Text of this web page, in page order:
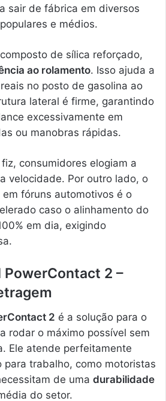
sair de fábrica em diversos
e médios.
de sílica reforçado,
ao rolamento. Isso ajuda a
no posto de gasolina ao
lateral é firme, garantindo
excessivamente em
ou manobras rápidas.
consumidores elogiam a
velocidade. Por outro lado, o
fóruns automotivos é o
caso o alinhamento do
em dia, exigindo
2 –
2 é a solução para o
rodar o máximo possível sem
Ele atende perfeitamente
para trabalho, como motoristas
de uma durabilidade
do setor.